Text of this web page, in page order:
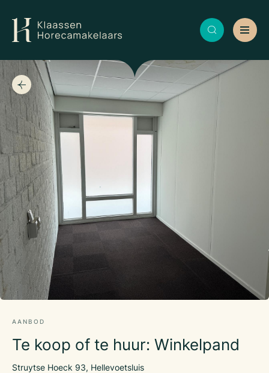
AANBOD
Te koop of te huur: Winkelpand
Struytse Hoeck 93, Hellevoetsluis